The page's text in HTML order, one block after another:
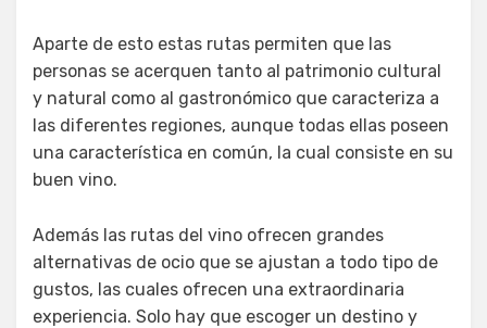
Aparte de esto estas rutas permiten que las
personas se acerquen tanto al patrimonio cultural
y natural como al gastronómico que caracteriza a
las diferentes regiones, aunque todas ellas poseen
una característica en común, la cual consiste en su
buen vino.
Además las rutas del vino ofrecen grandes
alternativas de ocio que se ajustan a todo tipo de
gustos, las cuales ofrecen una extraordinaria
experiencia. Solo hay que escoger un destino y